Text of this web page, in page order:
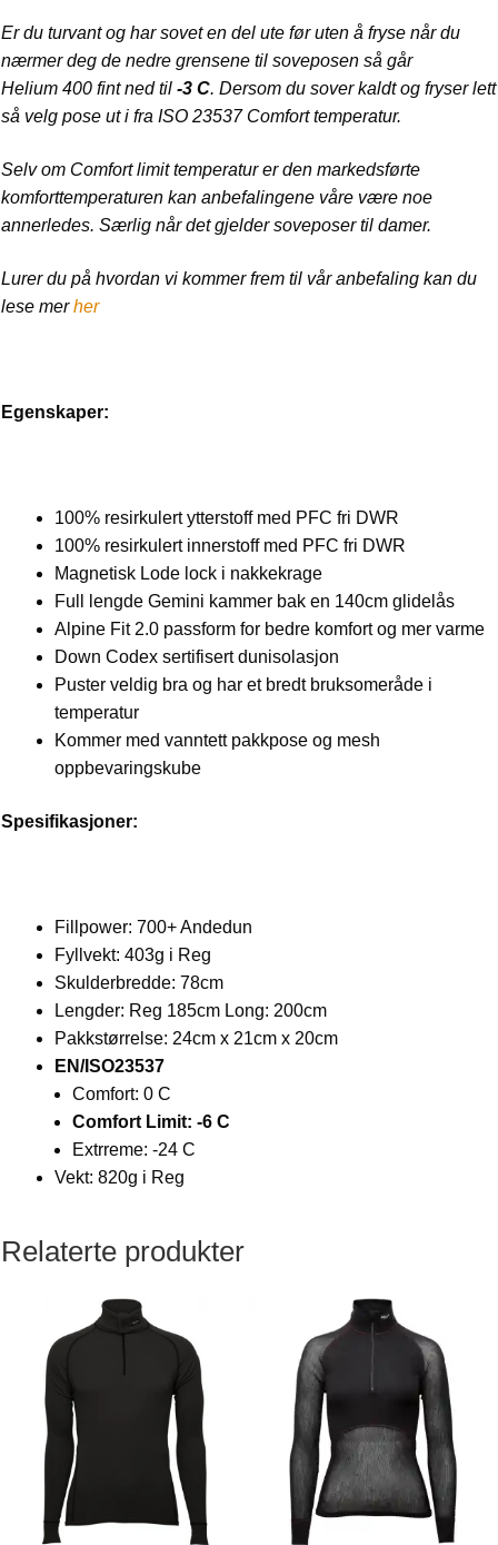
Er du turvant og har sovet en del ute før uten å fryse når du
nærmer deg de nedre grensene til soveposen så går
Helium 400 fint ned til -3 C. Dersom du sover kaldt og fryser lett
så velg pose ut i fra ISO 23537 Comfort temperatur.
Selv om Comfort limit temperatur er den markedsførte
komforttemperaturen kan anbefalingene våre være noe
annerledes. Særlig når det gjelder soveposer til damer.
Lurer du på hvordan vi kommer frem til vår anbefaling kan du
lese merher
Egenskaper:
100% resirkulert ytterstoff med PFC fri DWR
100% resirkulert innerstoff med PFC fri DWR
Magnetisk Lode lock i nakkekrage
Full lengde Gemini kammer bak en 140cm glidelås
Alpine Fit 2.0 passform for bedre komfort og mer varme
Down Codex sertifisert dunisolasjon
Puster veldig bra og har et bredt bruksomeråde i
temperatur
Kommer med vanntett pakkpose og mesh
oppbevaringskube
Spesifikasjoner:
Fillpower: 700+ Andedun
Fyllvekt: 403g i Reg
Skulderbredde: 78cm
Lengder: Reg 185cm Long: 200cm
Pakkstørrelse: 24cm x 21cm x 20cm
EN/ISO23537
Comfort: 0 C
Comfort Limit: -6 C
Extrreme: -24 C
Vekt: 820g i Reg
Relaterte produkter